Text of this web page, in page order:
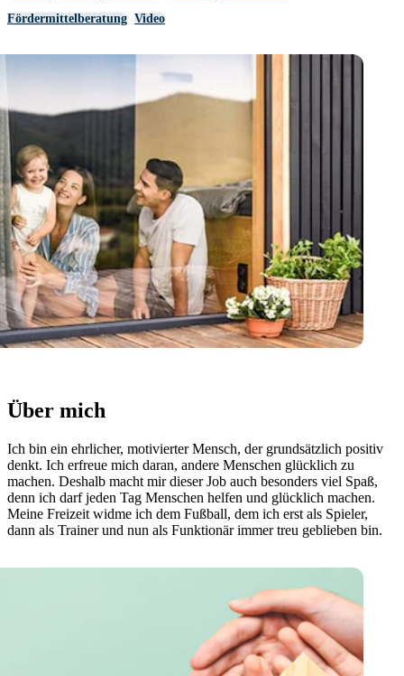
Fördermittelberatung Video
Über mich
Ich bin ein ehrlicher, motivierter Mensch, der grundsätzlich positiv
denkt. Ich erfreue mich daran, andere Menschen glücklich zu
machen. Deshalb macht mir dieser Job auch besonders viel Spaß,
denn ich darf jeden Tag Menschen helfen und glücklich machen.
Meine Freizeit widme ich dem Fußball, dem ich erst als Spieler,
dann als Trainer und nun als Funktionär immer treu geblieben bin.